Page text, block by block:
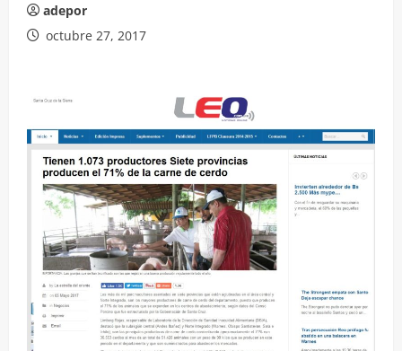
adepor
octubre 27, 2017